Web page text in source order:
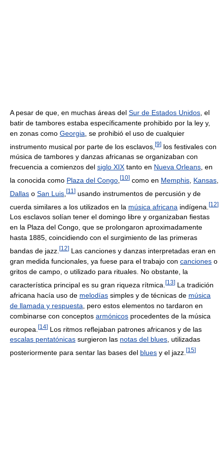
A pesar de que, en muchas áreas del Sur de Estados Unidos , el
batir de tambores estaba específicamente prohibido por la ley y,
en zonas como Georgia , se prohibió el uso de cualquier
instrumento musical por parte de los esclavos, [9] los festivales con
música de tambores y danzas africanas se organizaban con
frecuencia a comienzos del siglo XIX tanto en Nueva Orleans, en
la conocida como Plaza del Congo [10] como en Memphis Kansas
Dallas o San Luis [11 ] usando instrumentos de percusión y de
cuerda similares a los utilizados en la música africana indígena. [12]
Los esclavos solían tener el domingo libre y organizaban fiestas
en la Plaza del Congo, que se prolongaron aproximadamente
hasta 1885, coincidiendo con el surgimiento de las primeras
bandas de jazz. [12] Las canciones y danzas interpretadas eran en
gran medida funcionales, ya fuese para el trabajo con canciones o
gritos de campo, o utilizado para rituales. No obstante, la
característica principal es su gran riqueza rítmica. [13] La tradición
africana hacía uso de melodías simples y de técnicas de música
de llamada y respuesta , pero estos elementos no tardaron en
combinarse con conceptos armónicos procedentes de la música
europea. [14] Los ritmos reflejaban patrones africanos y de las
escalas pentatónicas surgieron las notas del blues, utilizadas
posteriormente para sentar las bases del blues y el jazz. [15]